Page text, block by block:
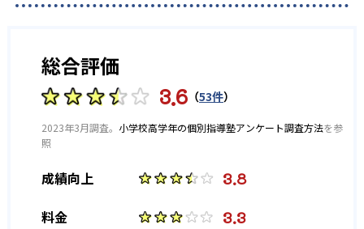
総合評価
3.6 （53件）
2023年3月調査。 小学校高学年の個別指導塾アンケート調査方法を参
照
成績向上 3.8
料金 3.3